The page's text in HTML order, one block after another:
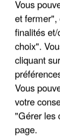
Vous
et fermer",
finalités
choix".
cliquant
Vous
votre
"Gérer les
page.